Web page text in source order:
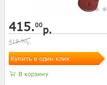
415.00р.
419.90р.
Купить в один клик
В корзину